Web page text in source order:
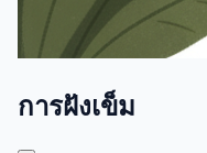
การฝังเข็ม